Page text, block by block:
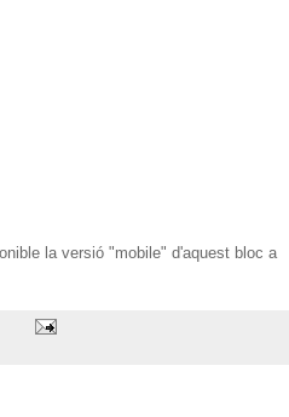
la versió "mobile" d'aquest bloc a